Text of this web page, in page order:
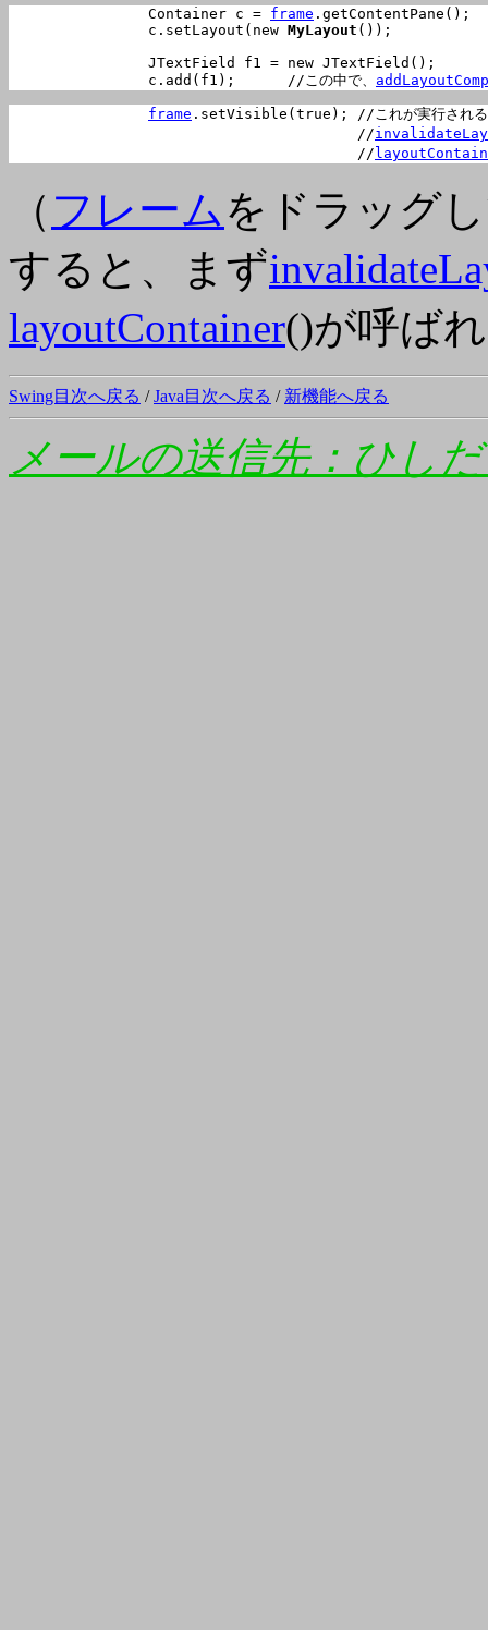
		Container c =
frame .getContentPane();
		c.setLayout(new
MyLayout ());
		c.add(f1);	//この中で、
frame .setVisible(true);	//これが実行されると、
					//
					//
（ フレームをドラッグ
すると、まず
layoutContainer()が呼ば
Swing目次へ戻る /Java目次へ戻る / 新機能へ戻る
メールの送信先：ひし